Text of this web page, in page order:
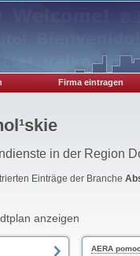
Firma eintragen
in der Region
Einträge der Branche
anzeigen
AERA